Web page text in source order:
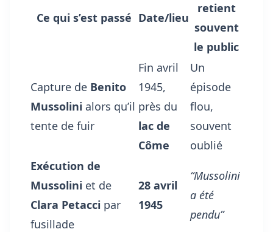
Ce qui s’est passé Date/lieu
retient
souvent
le public
Capture de Benito
Mussolini alors qu’il
tente de fuir
Fin avril
1945,
près du
lac de
Côme
Un
épisode
flou,
souvent
oublié
Exécution de
Mussolini et de
Clara Petacci par
fusillade
28 avril
1945
“Mussolini
a été
pendu”